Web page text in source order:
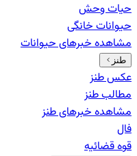
حیات وحش
حیوانات خانگی
مشاهده خبرهایحیوانات
طنز
عکس طنز
مطالب طنز
مشاهده خبرهایطنز
فال
قوه قضائیه